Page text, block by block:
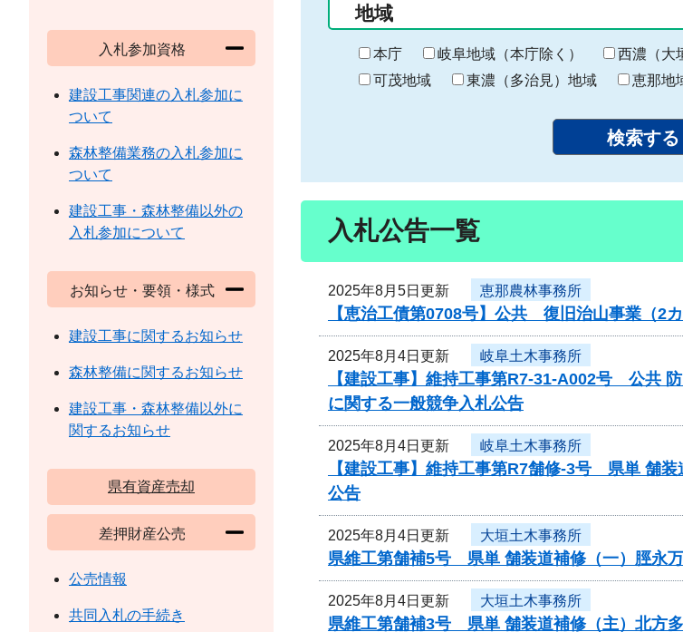
の
始
ま
り
終
わ
り
地域
本庁 岐阜地域（本庁除く） 西濃（大
可茂地域
東濃（多治見）地域 恵那地
入札公告一覧
2025年8月5日更新 恵那農林事務所
【恵治工債第0708号】公共 復旧治山事業（2
2025年8月4日更新 岐阜土木事務所
【建設工事】維持工事第R7-31-A002号 公共
に関する一般競争入札公告
2025年8月4日更新 岐阜土木事務所
【建設工事】維持工事第R7舗修-3号 県単 舗
公告
2025年8月4日更新 大垣土木事務所
県維工第舗補5号 県単 舗装道補修（一）脛永
2025年8月4日更新 大垣土木事務所
県維工第舗補3号 県単 舗装道補修（主）北方
入札参加資格
建設工事関連の入札参加に
ついて
森林整備業務の入札参加に
ついて
建設工事・森林整備以外の
入札参加について
お知らせ・要領・様式
建設工事に関するお知らせ
森林整備に関するお知らせ
建設工事・森林整備以外に
関するお知らせ
県有資産売却
差押財産公売
公売情報
共同入札の手続き